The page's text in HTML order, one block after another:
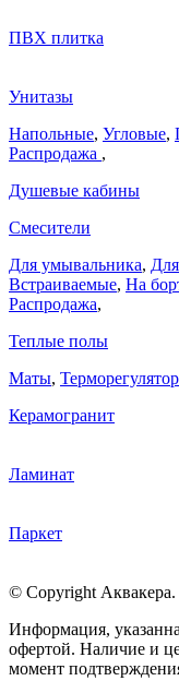
ПВХ плитка
Унитазы
Напольные, Угловые,
Распродажа ,
Душевые кабины
Смесители
Для умывальника,
Встраиваемые, На
Распродажа,
Теплые полы
Маты,
Керамогранит
Ламинат
Паркет
© Copyright
Информация,
офертой. Наличие и
момент